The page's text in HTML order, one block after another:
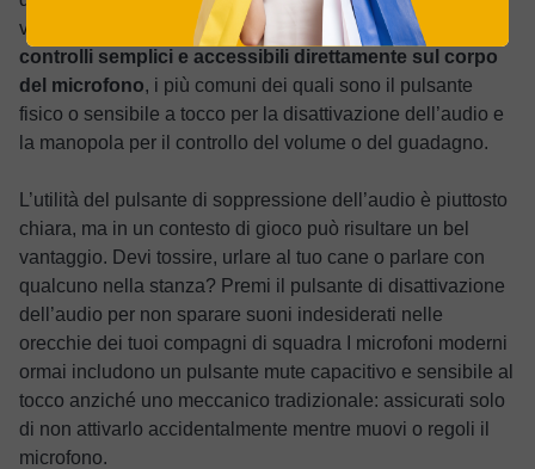
veloce.
I microfoni da gaming spesso prevedono
controlli semplici e accessibili direttamente sul corpo
del microfono, i più comuni dei quali sono il pulsante
fisico o sensibile a tocco per la disattivazione dell’audio e
la manopola per il controllo del volume o del guadagno.
L’utilità del pulsante di soppressione dell’audio è piuttosto
chiara, ma in un contesto di gioco può risultare un bel
vantaggio. Devi tossire, urlare al tuo cane o parlare con
qualcuno nella stanza? Premi il pulsante di disattivazione
dell’audio per non sparare suoni indesiderati nelle
orecchie dei tuoi compagni di squadra I microfoni moderni
ormai includono un pulsante mute capacitivo e sensibile al
tocco anziché uno meccanico tradizionale: assicurati solo
di non attivarlo accidentalmente mentre muovi o regoli il
microfono.